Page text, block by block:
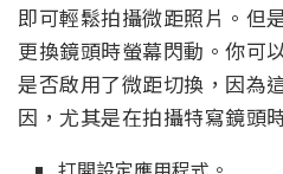
即可輕鬆拍攝微距照片。但
更換鏡頭時螢幕閃動。你可
是否啟用了微距切換，因為
因，尤其是在拍攝特寫鏡頭